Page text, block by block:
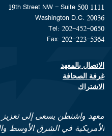
1111 19th Street NW - Suite 500
Washington D.C. 20036
Tel: 202-452-0650
Fax: 202-223-5364
Footer contact links
الاتصال بالمعهد
غرفة الصحافة
الاشتراك
معهد واشنطن يسعى إلى
الأمريكية في الشرق الأوسط